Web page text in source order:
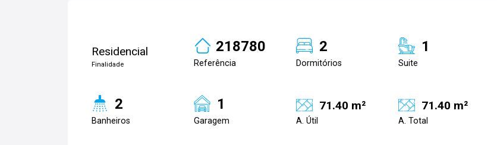
Residencial
Finalidade
218780
Referência
2
Dormitórios
1
Suite
2
Banheiros
1
Garagem
71.40 m²
A. Útil
71.40 m²
A. Total